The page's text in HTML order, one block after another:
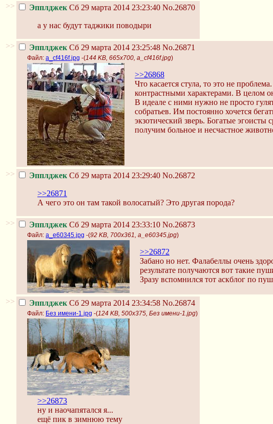
>> Эпплджек Сб 29 марта 2014 23:23:40 No.26870
а у нас будут таджики поводыри
>> Эпплджек Сб 29 марта 2014 23:25:48 No.26871
Файл: a_cf416f.jpg -(144 KB, 665x700, a_cf416f.jpg)
>>26868
Что касается стула, то это не
контрастными характерами. В целом
В идеале с ними нужно не просто
собратьев. Им постоянно хочется
экзотический зверь. Богатые
получим больное и несчастное
>> Эпплджек Сб 29 марта 2014 23:29:40 No.26872
>>26871
А чего это он там такой волосатый? Это другая порода?
>> Эпплджек Сб 29 марта 2014 23:33:10 No.26873
Файл: a_e60345.jpg -(92 KB, 700x361, a_e60345.jpg)
>>26872
Забано но нет. Фалабеллы очень
результате получаются вот такие
Зразу вспомнился тот аскблог по
>> Эпплджек Сб 29 марта 2014 23:34:58 No.26874
Файл: Без имени-1.jpg -(124 KB, 500x375, Без имени-1.jpg)
>>26873
ну и наочапятался я...
ещё пик в зимнюю тему